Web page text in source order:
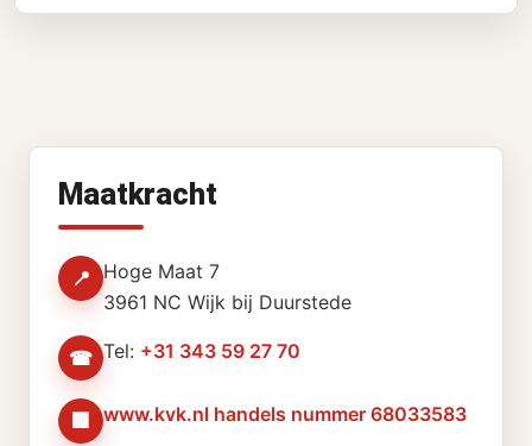
Maatkracht
📍
Hoge Maat 7
3961 NC Wijk bij Duurstede
☎ Tel: +31 343 59 27 70
🏢 www.kvk.nl handels nummer 68033583